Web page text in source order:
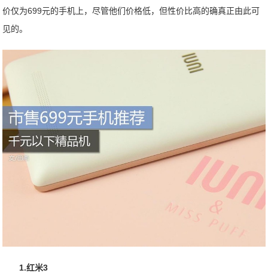
价仅为699元的手机上，尽管他们价格低，但性价比高的确真正由此可
见的。
1.红米3